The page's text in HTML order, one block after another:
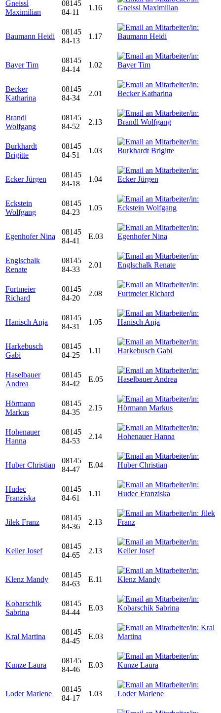
Gneissl
Maximilian
08145
84-11
1.16
Baumann Heidi
08145
84-13
1.17
Bayer Tim
08145
84-14
1.02
Becker
Katharina
08145
84-34
2.01
Brandl
Wolfgang
08145
84-52
2.13
Burkhardt
Brigitte
08145
84-51
1.03
Ecker Jürgen
08145
84-18
1.04
Eckstein
Wolfgang
08145
84-23
1.05
Egenhofer Nina
08145
84-41
E.03
Englschalk
Renate
08145
84-33
2.01
Furtmeier
Richard
08145
84-20
2.08
Hanisch Anja
08145
84-31
1.05
Harkebusch
Gabi
08145
84-25
1.11
Haselbauer
Andrea
08145
84-42
E.05
Hörmann
Markus
08145
84-35
2.15
Hohenauer
Hanna
08145
84-53
2.14
Huber Christian
08145
84-47
E.04
Hudec
Franziska
08145
84-61
1.11
Jilek Franz
08145
84-36
2.13
Keller Josef
08145
84-65
2.13
Klenz Mandy
08145
84-63
E.11
Kobarschik
Sabrina
08145
84-44
E.03
Kral Martina
08145
84-45
E.03
Kunze Laura
08145
84-46
E.03
Loder Marlene
08145
84-17
1.03